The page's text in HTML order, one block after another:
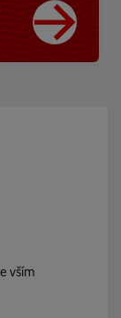
vším